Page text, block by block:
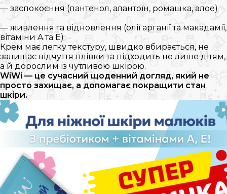
— заспокоєння (пантенол, алантоїн, ромашка, алое)
— живлення та відновлення (олії арганії та макадамії,
вітаміни A та E)
Крем має легку текстуру, швидко вбирається, не
залишає відчуття плівки та підходить не лише дітям,
а й дорослим із чутливою шкірою.
WiWi — це сучасний щоденний догляд, який не
просто захищає, а допомагає покращити стан
шкіри.